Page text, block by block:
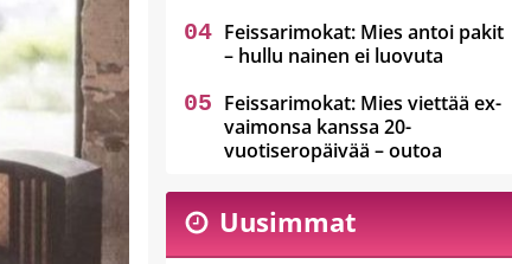
Feissarimokat: Mies antoi pakit
– hullu nainen ei luovuta
Feissarimokat: Mies viettää ex-
vaimonsa kanssa 20-
vuotiseropäivää – outoa
Uusimmat